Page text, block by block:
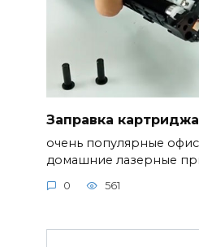
Заправка
очень популярные
домашние лазерные
0 561